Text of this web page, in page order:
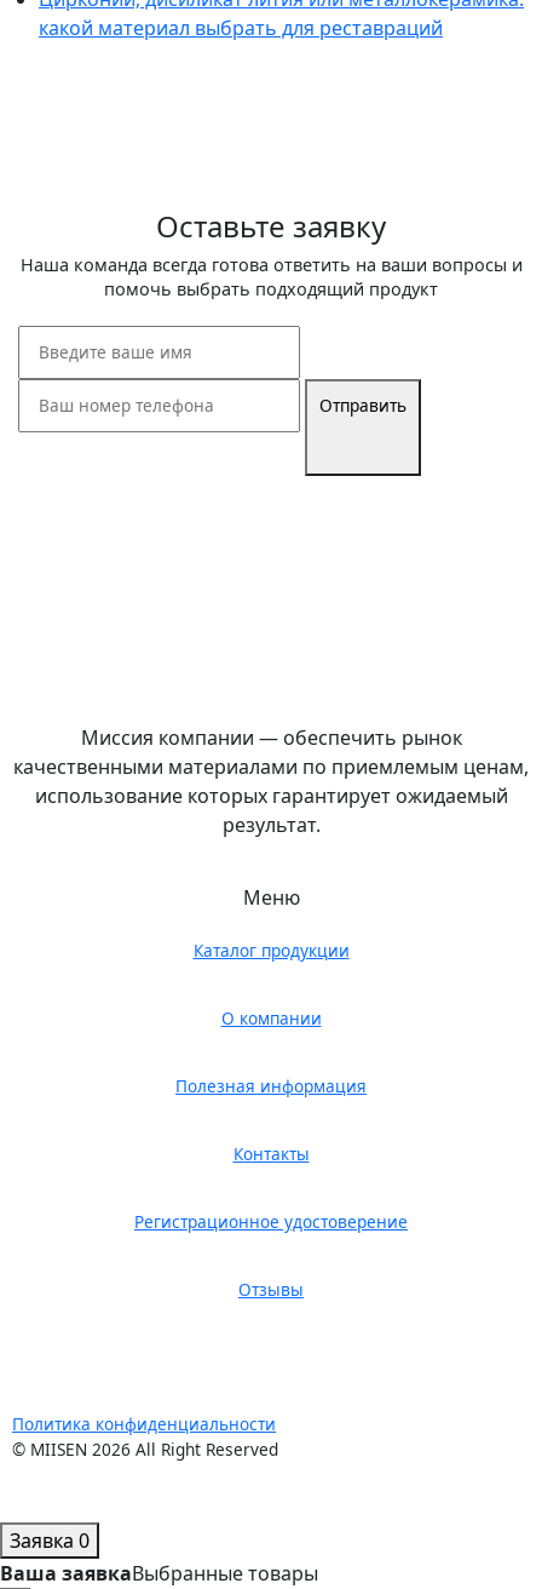
какой материал выбрать для реставраций
Оставьте заявку
Наша команда всегда готова ответить на ваши вопросы и
помочь выбрать подходящий продукт
Отправить
Миссия компании — обеспечить рынок
качественными материалами по приемлемым ценам,
использование которых гарантирует ожидаемый
результат.
Меню
Каталог продукции
О компании
Полезная информация
Контакты
Регистрационное удостоверение
Отзывы
Политика конфиденциальности
© MIISEN 2026 All Right Reserved
Заявка 0
Ваша заявкаВыбранные товары